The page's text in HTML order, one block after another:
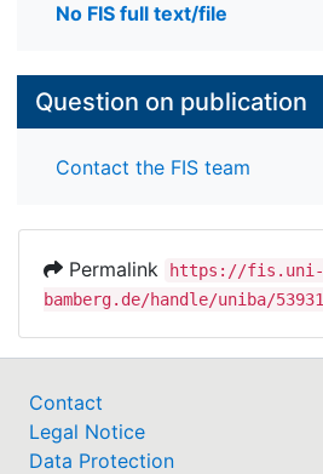
No FIS full text/file
Question on publication
Contact the FIS team
Permalink
https://fis.uni-
bamberg.de/handle/uniba/53931
Contact
Legal Notice
Data Protection